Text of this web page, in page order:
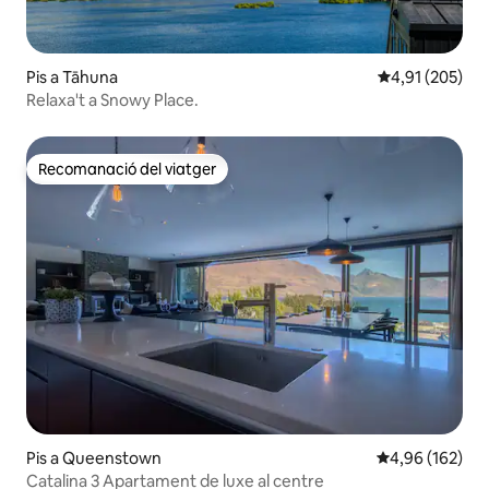
Pis a Tāhuna 4,91 de
4,91 (205)
Relaxa't a Snowy Place.
Recomanació del viatger
Recomanació del viatger
Pis a Queenstown 4,96 de
4,96 (162)
Catalina 3 Apartament de luxe al centre